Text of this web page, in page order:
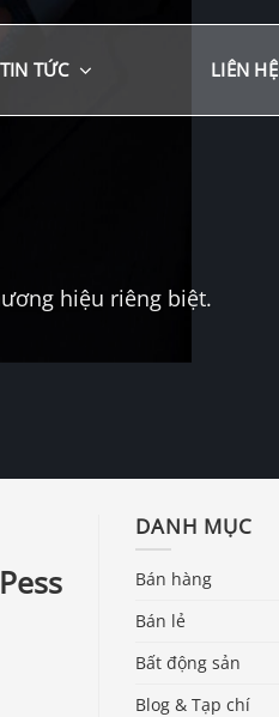
TIN TỨC LIÊN HỆ
hiệu riêng biệt.
DANH MỤC
Bán hàng
Bán lẻ
Bất động sản
Blog & Tạp chí